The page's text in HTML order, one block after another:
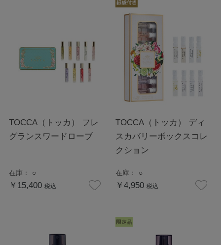
TOCCA（トッカ） フレ
グランスワードローブ
在庫： ○
￥15,400 税込
TOCCA（トッカ） ディ
スカバリーボックスコレ
クション
在庫： ○
￥4,950 税込